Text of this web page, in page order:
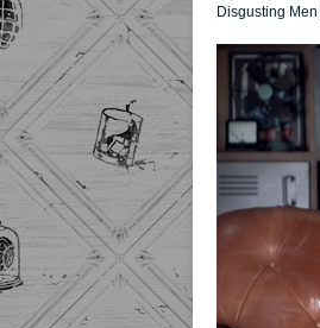
Disgusting Men